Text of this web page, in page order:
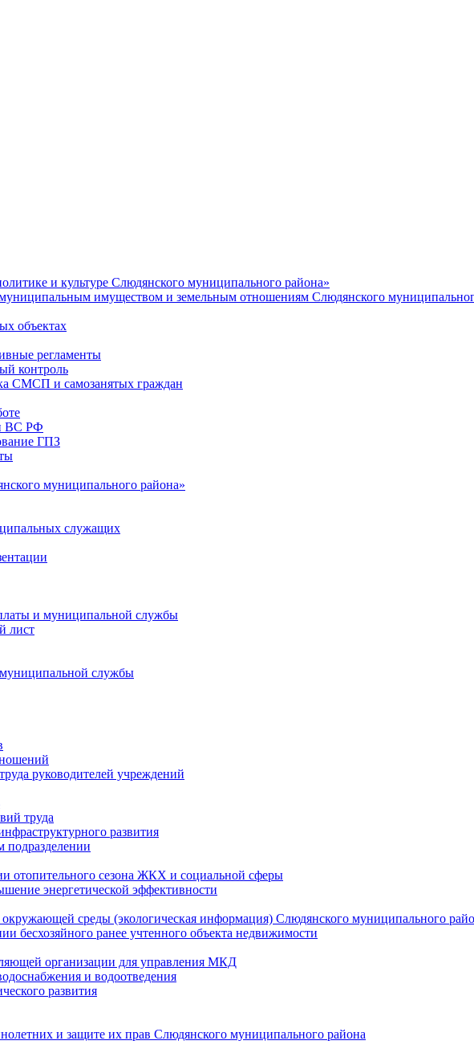
и культуре Слюдянского муниципального района»
имуществом и земельным отношениям Слюдянского
объектах
регламенты
контроль
СМСП и самозанятых граждан
ВС РФ
ГПЗ
муниципального района»
служащих
и муниципальной службы
лист
службы
руководителей учреждений
труда
развития
подразделении
отопительного сезона ЖКХ и социальной сферы
энергетической эффективности
среды (экологическая информация) Слюдянского муниципального
бесхозяйного ранее учтенного объекта недвижимости
организации для управления МКД
и водоотведения
развития
и защите их прав Слюдянского муниципального района